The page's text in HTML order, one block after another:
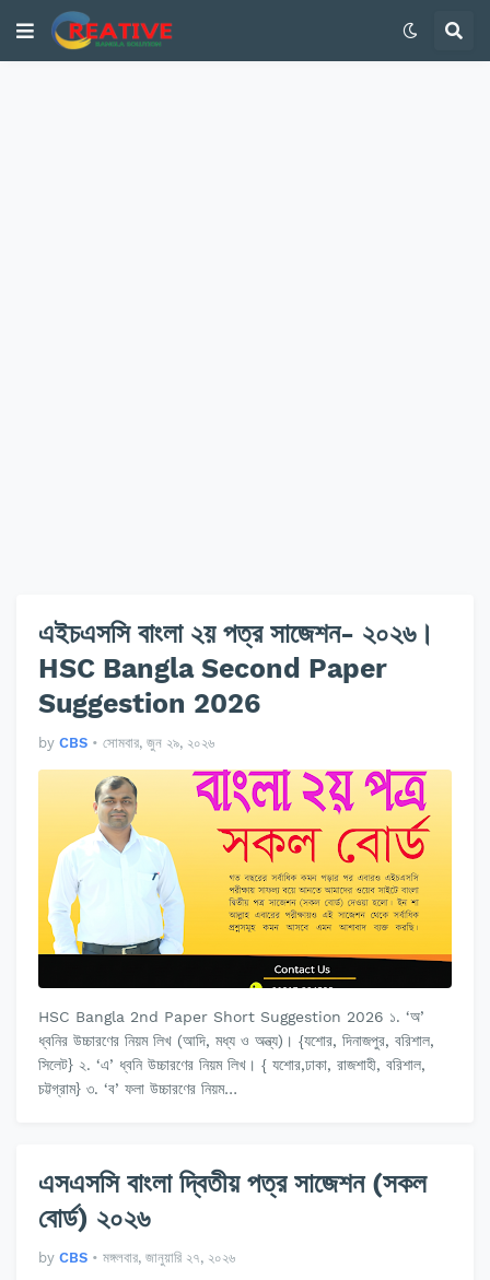
এইচএসসি বাংলা ২য় পত্র সাজেশন- ২০২৬।
HSC Bangla Second Paper
Suggestion 2026
by CBS • সোমবার, জুন ২৯, ২০২৬
HSC Bangla 2nd Paper Short Suggestion 2026 ১. ‘অ’
ধ্বনির উচ্চারণের নিয়ম লিখ (আদি, মধ্য ও অন্ত্য)। {যশোর, দিনাজপুর, বরিশাল,
সিলেট} ২. ‘এ’ ধ্বনি উচ্চারণের নিয়ম লিখ। { যশোর,ঢাকা, রাজশাহী, বরিশাল,
চট্টগ্রাম} ৩. ‘ব’ ফলা উচ্চারণের নিয়ম…
এসএসসি বাংলা দ্বিতীয় পত্র সাজেশন (সকল
বোর্ড) ২০২৬
by CBS • মঙ্গলবার, জানুয়ারি ২৭, ২০২৬